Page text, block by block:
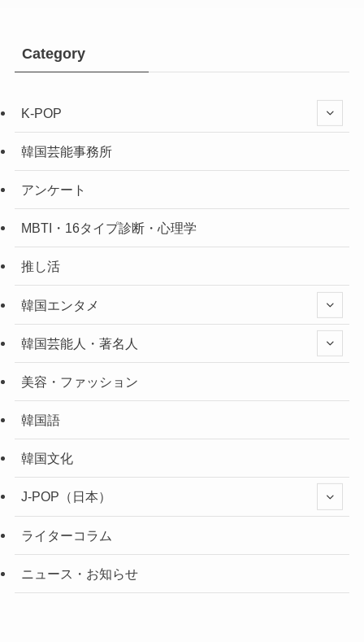
Category
K-POP
韓国芸能事務所
アンケート
MBTI・16タイプ診断・心理学
推し活
韓国エンタメ
韓国芸能人・著名人
美容・ファッション
韓国語
韓国文化
J-POP（日本）
ライターコラム
ニュース・お知らせ